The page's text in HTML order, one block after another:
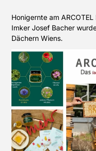
Honigernte am
Imker Josef Bacher
Dächern Wiens.